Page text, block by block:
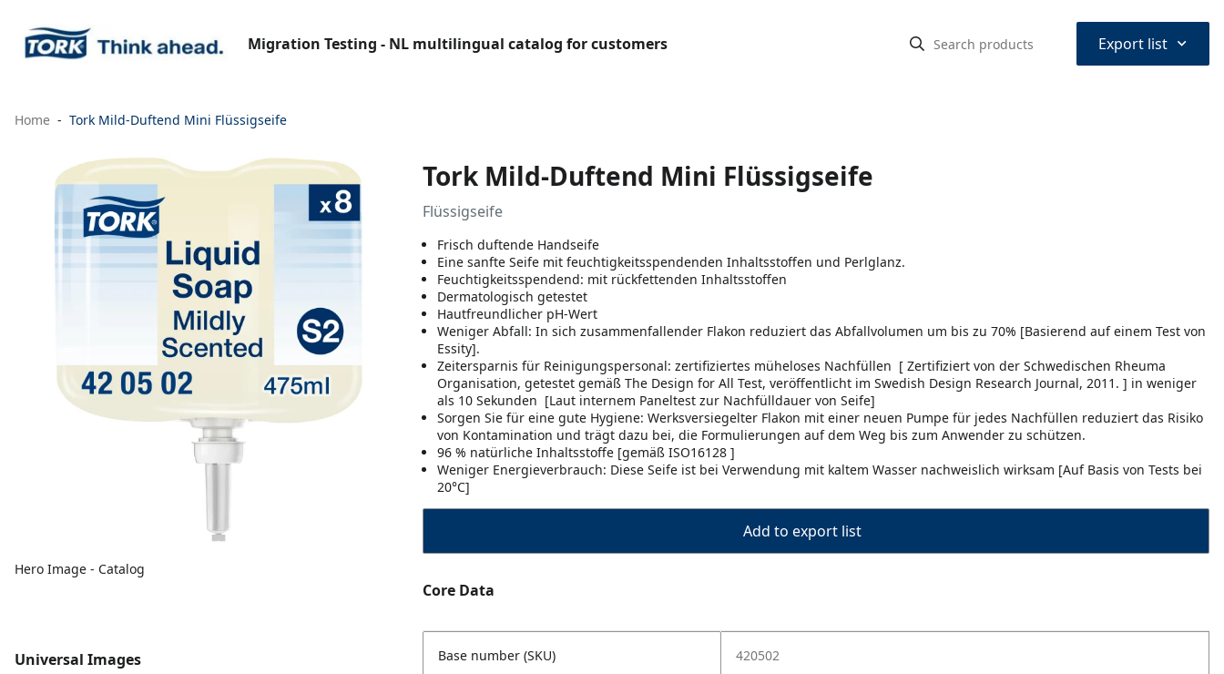
Migration Testing - NL multilingual catalog for customers Export list ⌃
Home Tork Mild-Duftend Mini Flüssigseife
Hero Image - Catalog
Universal Images
Tork Mild-Duftend Mini Flüssigseife
Flüssigseife
Frisch duftende Handseife
Eine sanfte Seife mit feuchtigkeitsspendenden Inhaltsstoffen und Perlglanz.
Feuchtigkeitsspendend: mit rückfettenden Inhaltsstoffen
Dermatologisch getestet
Hautfreundlicher pH-Wert
Weniger Abfall: In sich zusammenfallender Flakon reduziert das Abfallvolumen um bis zu 70% [Basierend auf einem Test von
Essity].
Zeitersparnis für Reinigungspersonal: zertifiziertes müheloses Nachfüllen [ Zertifiziert von der Schwedischen Rheuma
Organisation, getestet gemäß The Design for All Test, veröffentlicht im Swedish Design Research Journal, 2011. ] in weniger
als 10 Sekunden [Laut internem Paneltest zur Nachfülldauer von Seife]
Sorgen Sie für eine gute Hygiene: Werksversiegelter Flakon mit einer neuen Pumpe für jedes Nachfüllen reduziert das Risiko
von Kontamination und trägt dazu bei, die Formulierungen auf dem Weg bis zum Anwender zu schützen.
96 % natürliche Inhaltsstoffe [gemäß ISO16128 ]
Weniger Energieverbrauch: Diese Seife ist bei Verwendung mit kaltem Wasser nachweislich wirksam [Auf Basis von Tests bei
20°C]
Add to export list
Core Data
Base number (SKU) 420502